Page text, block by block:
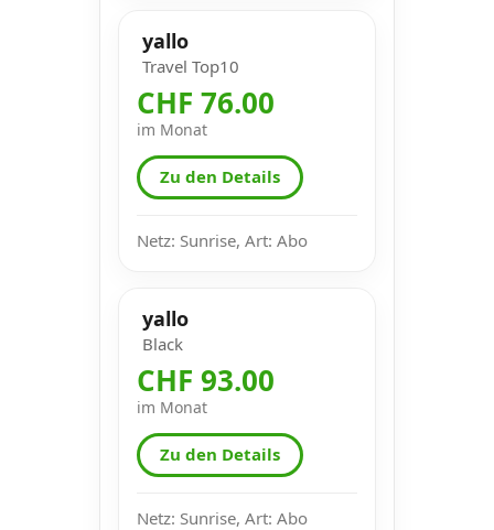
yallo
Travel Top10
CHF 76.00
im Monat
Zu den Details
Netz: Sunrise, Art: Abo
yallo
Black
CHF 93.00
im Monat
Zu den Details
Netz: Sunrise, Art: Abo